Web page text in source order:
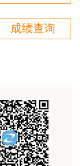
近70%的小
力，值得推
通过了。
成绩查询